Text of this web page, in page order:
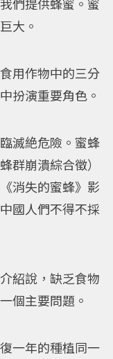
們提供蜂蜜。蜜
大。
用作物中的三分
扮演重要角色。
滅絶危險。蜜蜂
群崩潰綜合徵）
消失的蜜蜂》影
國人們不得不採
紹說，缺乏食物
個主要問題。
一年的種植同一